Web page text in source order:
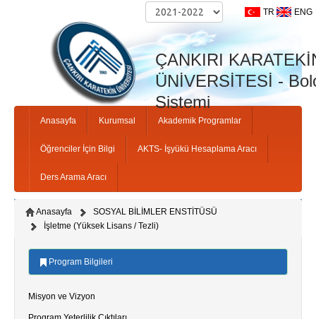
TR ENG
ÇANKIRI
ÜNİVERSİTESİ -
Sistemi
Anasayfa Kurumsal Akademik Programlar
Öğrenciler İçin Bilgi AKTS- İşyükü Hesaplama Aracı
Ders Arama Aracı
Anasayfa
SOSYAL BİLİMLER ENSTİTÜSÜ
İşletme (Yüksek Lisans / Tezli)
Program Bilgileri
Misyon ve Vizyon